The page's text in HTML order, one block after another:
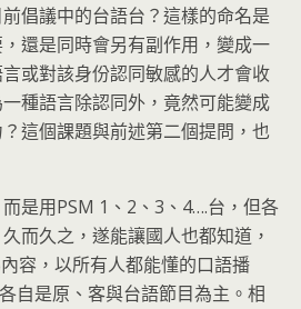
倡議中的台語台？這樣的命名是
還是同時會另有副作用，變成一
或對該身份認同敏感的人才會收
種語言除認同外，竟然可能變成
這個課題與前述第二個提問，也
是用PSM 1、2、3、4….台，但各
而久之，遂能讓國人也都知道，
容，以所有人都能懂的口語播
自是原、客與台語節目為主。相